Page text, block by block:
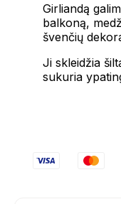
Girliandą
balkoną,
švenčių
Ji skleidžia
sukuria